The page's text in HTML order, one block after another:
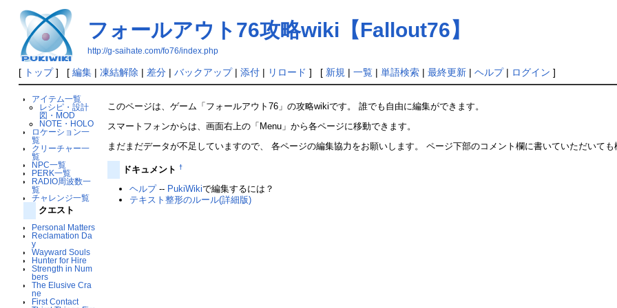
フォールアウト76攻略wiki【Fallout76】
http://g-saihate.com/fo76/index.php
[ トップ] [ 編集| 凍結解除 | 差分| バックアップ| 添付| リロード ] [ 新規 | 一覧| 単語検索| 最終更新| ヘルプ| ログイン ]
アイテム一覧
レシピ・設計
図・MOD
NOTE・HOLO
ロケーション一
覧
クリーチャー一
覧
NPC一覧
PERK一覧
RADIO周波数一
覧
チャレンジ一覧
クエスト
Personal Matters
Reclamation Da
y
Wayward Souls
Hunter for Hire
Strength in Num
bers
The Elusive Cra
ne
First Contact
このページは、ゲーム「フォールアウト76」の攻略wikiです。 誰でも自由に編集ができます。
スマートフォンからは、画面右上の「Menu」から各ページに移動できます。
まだまだデータが不足していますので、 各ページの編集協力をお願いします。 ページ下部のコメント欄に書いていただいても
ドキュメント†
ヘルプ-- PukiWikiで編集するには？
テキスト整形のルール(詳細版)